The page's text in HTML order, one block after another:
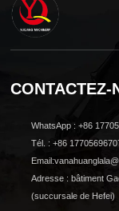
CONTACTEZ-
WhatsApp : +86
Tél. : +86
Adresse : bâtiment
(succursale de Hefei)